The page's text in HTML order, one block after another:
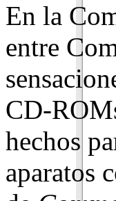
En la
entre
CD-
hechos
aparatos